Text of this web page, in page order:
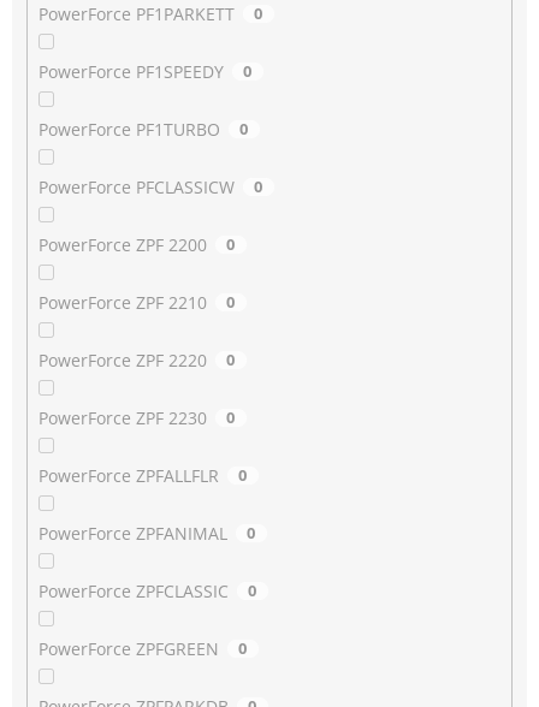
PowerForce PF1PARKETT 0
PowerForce PF1SPEEDY 0
PowerForce PF1TURBO 0
PowerForce PFCLASSICW 0
PowerForce ZPF 2200 0
PowerForce ZPF 2210 0
PowerForce ZPF 2220 0
PowerForce ZPF 2230 0
PowerForce ZPFALLFLR 0
PowerForce ZPFANIMAL 0
PowerForce ZPFCLASSIC 0
PowerForce ZPFGREEN 0